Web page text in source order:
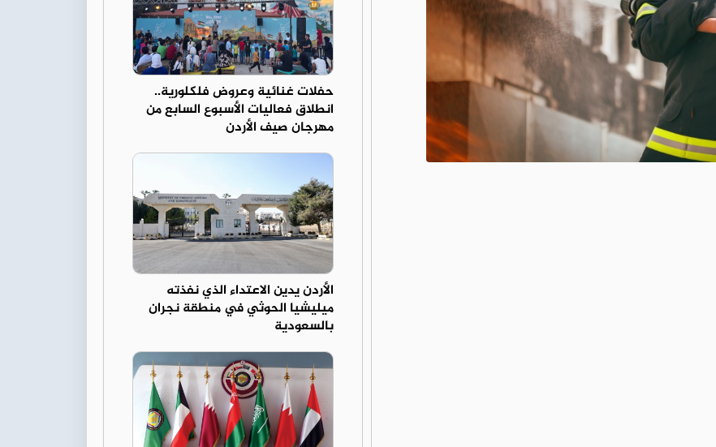
حفلات غنائية وعروض فلكلورية..
انطلاق فعاليات الأسبوع السابع من
مهرجان صيف الأردن
الأردن يدين الاعتداء الذي نفذته
ميليشيا الحوثي في منطقة نجران
بالسعودية